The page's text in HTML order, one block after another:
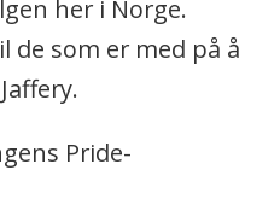
her i Norge.
de som er med på å
Pride-